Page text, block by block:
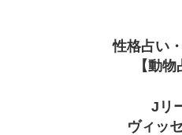
性格占い
【動物
Jリ
ヴィッ